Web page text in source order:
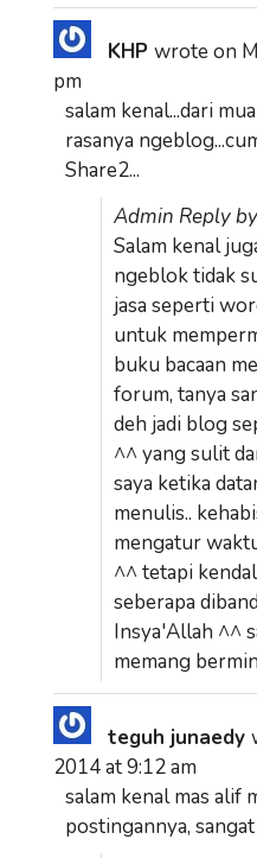
KHP wrote on
pm
salam kenal...dari
rasanya
Share2...
Admin Reply
Salam kenal
ngeblok tidak
jasa seperti
untuk
buku bacaan
forum, tanya
deh jadi blog
^^ yang sulit
saya ketika
menulis..
mengatur
^^ tetapi
seberapa
Insya'Allah ^^
memang
teguh junaedy
2014at9:12 am
salam kenal mas alif
postingannya,